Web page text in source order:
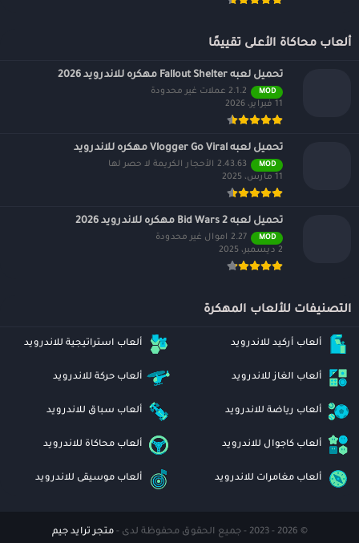
ألعاب محاكاة الأعلى تقييمًا
تحميل لعبه Fallout Shelter مهكره للاندرويد 2026
MOD
2.1.2 عملات غير محدودة
11 فبراير، 2026
تحميل لعبه Vlogger Go Viral مهكره للاندرويد
MOD
2.43.63 الأحجار الكريمة لا حصر لها
11 مارس، 2025
تحميل لعبه Bid Wars 2 مهكره للاندرويد 2026
MOD
2.27 اموال غير محدودة
2 ديسمبر، 2025
التصنيفات للألعاب المهكرة
ألعاب أركيد للاندرويد ألعاب استراتيجية للاندرويد
ألعاب الغاز للاندرويد ألعاب حركة للاندرويد
ألعاب رياضة للاندرويد ألعاب سباق للاندرويد
ألعاب كاجوال للاندرويد ألعاب محاكاة للاندرويد
ألعاب مغامرات للاندرويد ألعاب موسيقى للاندرويد
© 2026 - 2023 - جميع الحقوق محفوظة لدى - متجر ترايد جيم